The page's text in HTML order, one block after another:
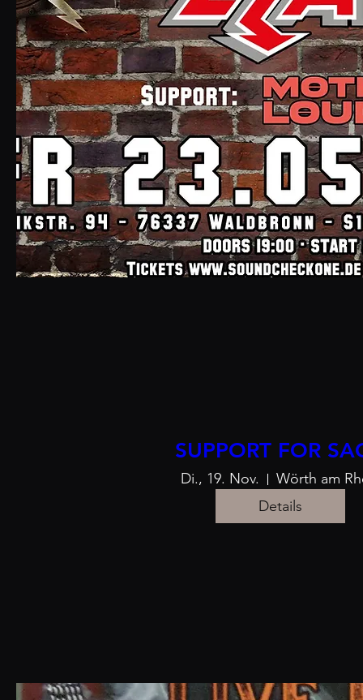
SUPPORT FOR
Di., 19. Nov.
Wörth am
Details